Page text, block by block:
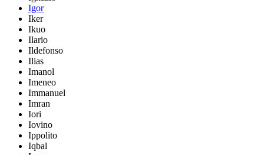
Igor
Iker
Ikuo
Ilario
Ildefonso
Ilias
Imanol
Imeneo
Immanuel
Imran
Iori
Iovino
Ippolito
Iqbal